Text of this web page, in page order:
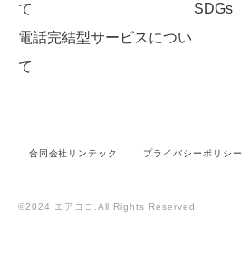
て
電話完結型サービスについ
て
SDGs
合同会社リンテック プライバシーポリシー
©2024 エアココ.All Rights Reserved.